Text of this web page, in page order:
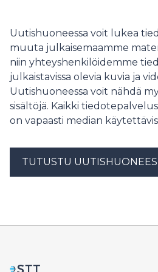
myötä yhtiöt voivat oppia
tulevaisuuden kestäviä ratkaisuja.
Uutishuoneessa voit lukea
muuta julkaisemaamme
niin yhteyshenkilöidemme
julkaistavissa olevia kuvia ja
Uutishuoneessa voit nähdä
sisältöjä. Kaikki
on vapaasti median
TUTUSTU